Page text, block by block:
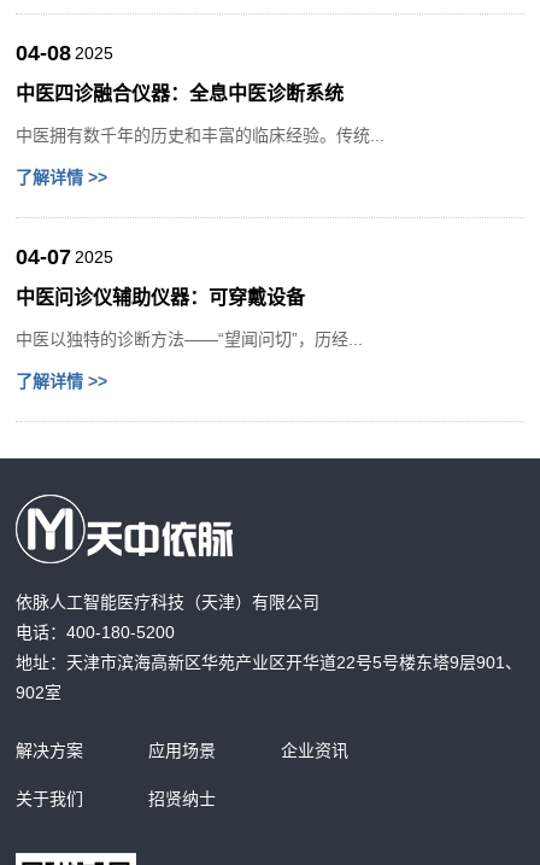
04-08 2025
中医四诊融合仪器：全息中医诊断系统
中医拥有数千年的历史和丰富的临床经验。传统...
了解详情 >>
04-07 2025
中医问诊仪辅助仪器：可穿戴设备
中医以独特的诊断方法——“望闻问切”，历经...
了解详情 >>
依脉人工智能医疗科技（天津）有限公司
电话：400-180-5200
地址：天津市滨海高新区华苑产业区开华道22号5号楼东塔9层901、
902室
解决方案 应用场景 企业资讯
关于我们 招贤纳士